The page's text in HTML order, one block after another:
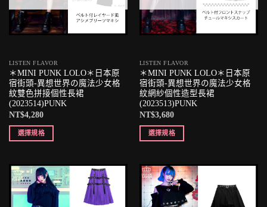
LISTEN FLAVOR
＊MINI PUNK LOLO＊日本原
宿街頭-異想世界の魔法少女格
紋雙色拼接個性長裙
(2023514)PUNK
NT$4,280
選擇規格
LISTEN FLAVOR
＊MINI PUNK LOLO＊日本原
宿街頭-異想世界の魔法少女格
紋網紗個性造型長裙
(2023513)PUNK
NT$3,680
選擇規格